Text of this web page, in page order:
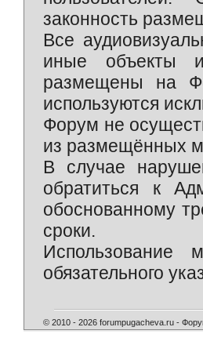
законность
Все
иные объекты
размещены на
используются
Форум не
из размещённых
В случае
обратиться к
обоснованному
сроки.
Использование
обязательного
© 2010 - 2026 forumpugacheva.ru -